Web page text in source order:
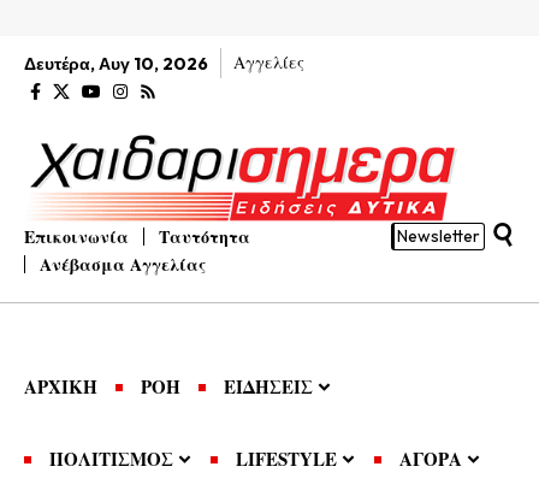
Δευτέρα, Αυγ 10, 2026 Αγγελίες
Επικοινωνία
Ταυτότητα
Ανέβασμα Αγγελίας
Newsletter
ΑΡΧΙΚΗ ΡΟΗ ΕΙΔΗΣΕΙΣ
ΠΟΛΙΤΙΣΜΟΣ LIFESTYLE ΑΓΟΡΑ